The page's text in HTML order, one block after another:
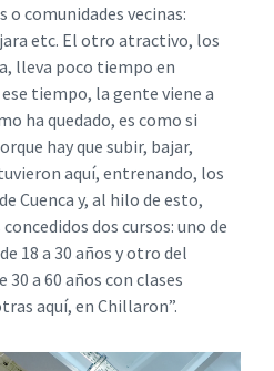
o comunidades vecinas:
etc. El otro atractivo, los
lleva poco tiempo en
tiempo, la gente viene a
ha quedado, es como si
hay que subir, bajar,
aquí, entrenando, los
Cuenca y, al hilo de esto,
dos cursos: uno de
18 a 30 años y otro del
30 a 60 años con clases
aquí, en Chillaron”.